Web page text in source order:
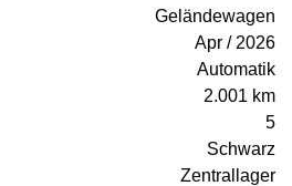
Geländewagen
Apr / 2026
Automatik
2.001 km
5
Schwarz
Zentrallager